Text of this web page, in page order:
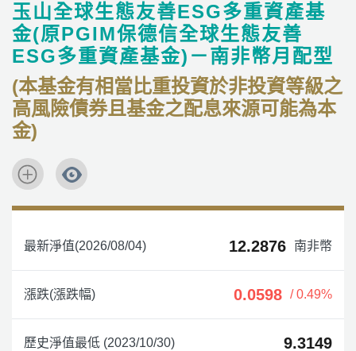
玉山全球生態友善ESG多重資產基
金(原PGIM保德信全球生態友善
ESG多重資產基金)－南非幣月配型
(本基金有相當比重投資於非投資等級之
高風險債券且基金之配息來源可能為本
金)
最新淨值(2026/08/04) 12.2876 南非幣
漲跌(漲跌幅) 0.0598 / 0.49%
歷史淨值最低 (2023/10/30) 9.3149